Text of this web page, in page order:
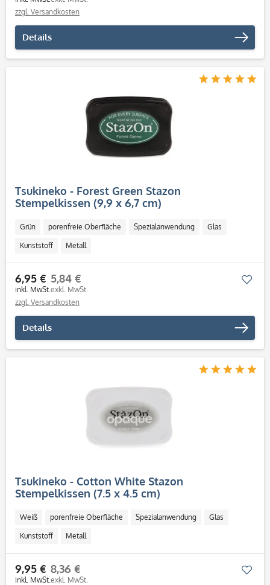
zzgl. Versandkosten
Details
Tsukineko - Forest Green Stazon
Stempelkissen (9,9 x 6,7 cm)
Grün porenfreie Oberfläche Spezialanwendung Glas
Kunststoff Metall
6,95 €
inkl. MwSt.
5,84 €
exkl. MwSt.
zzgl. Versandkosten
Details
Tsukineko - Cotton White Stazon
Stempelkissen (7.5 x 4.5 cm)
Weiß porenfreie Oberfläche Spezialanwendung Glas
Kunststoff Metall
9,95 €
inkl. MwSt.
8,36 €
exkl. MwSt.